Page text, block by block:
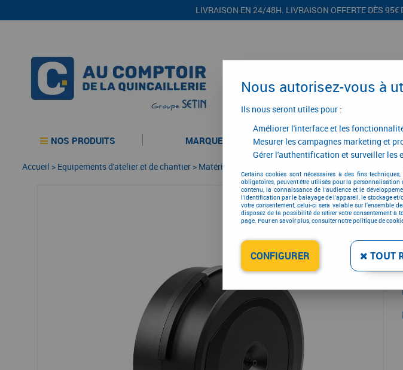
LIVRAISON EN 24/48H. LIVRAISON OFFERTE DÈS
NOS PRODUITS MARQUES CONFIGURATEURS
Accueil > Equipements d'atelier et de chantier > Matériel d'entretien
Nous autorisez-vous à
Ils nous seront utiles pour :
Améliorer l'interface et les
Mesurer les campagnes marketing et
Gérer l'authentification et surveiller les
Certains cookies sont nécessaires à des fins
obligatoires, peuvent être utilisés pour la personnalisation
contenu, la connaissance de l'audience et le
l'identification par le balayage de l'appareil, le stockage
votre consentement, celui-ci sera valable sur l’ensemble
disposez de la possibilité de retirer votre consentement
page. Pour en savoir plus, consulter notre politique de
CONFIGURER TOUT